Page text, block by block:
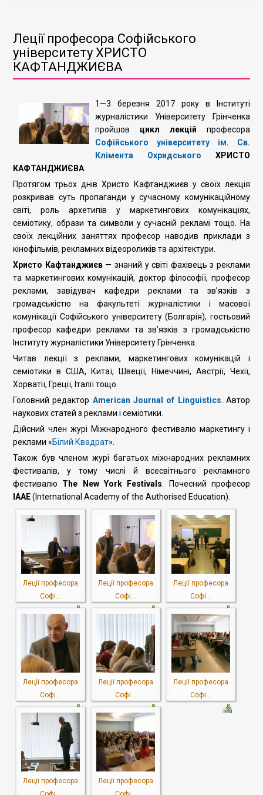
Леції професора Софійського
університету ХРИСТО
КАФТАНДЖИЄВА
1—3 березня 2017 року в Інституті
журналістики Університету Грінченка
пройшов цикл лекцій професора
Софійського університету
ім. Св.
Клімента Охридського
ХРИСТО
КАФТАНДЖИЄВА
Протягом трьох днів Христо Кафтанджиєв у своїх лекція
розкривав суть пропаганди у сучасному комунікаційному
світі, роль архетипів у маркетингових комунікаціях,
семіотику, образи та символи у сучасній рекламі тощо. На
своїх лекційних заняттях професор наводив приклади з
кінофільмів, рекламних відеороликів та архітектури.
Христо Кафтанджиєв— знаний у світі фахівець з реклами
та маркетингових комунікацій, доктор філософії, професор
реклами, завідувач кафедри реклами та зв’язків з
громадськістю на факультеті журналістики і масової
комунікації Софійського університету (Болгарія), гостьовий
професор кафедри реклами та зв’язків з громадськістю
Інституту журналістики Університету Грінченка.
Читав лекції з реклами, маркетингових комунікацій і
семіотики в США, Китаї, Швеції, Німеччині, Австрії, Чехії,
Хорватії, Греції, Італії тощо.
Головний редактор American Journal of Linguistics . Автор
наукових статей з реклами і семіотики.
Дійсний член журі Міжнародного фестивалю маркетингу і
реклами «Білий Квадрат».
Також був членом журі багатьох міжнародних рекламних
фестивалів, у тому числі й всесвітнього рекламного
фестивалю The New York Festivals . Почесний професор
IАAЕ(International Academy of the Authorised Education).
Леції професора
Софі...
Леції професора
Софі...
Леції професора
Софі...
Леції професора
Софі...
Леції професора
Софі...
Леції професора
Софі...
Леції професора
Леції професора